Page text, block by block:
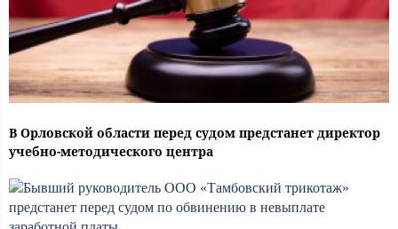
В Орловской области перед судом предстанет директор
учебно-методического центра